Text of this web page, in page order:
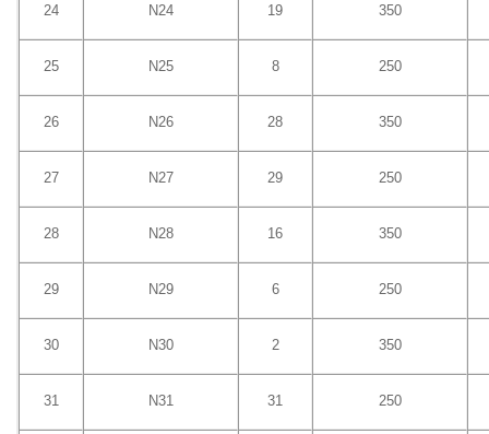
24 N24 19 350
25 N25 8 250
26 N26 28 350
27 N27 29 250
28 N28 16 350
29 N29 6 250
30 N30 2 350
31 N31 31 250